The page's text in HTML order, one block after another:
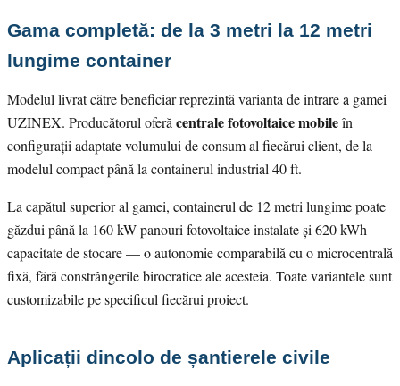
Gama completă: de la 3 metri la 12 metri
lungime container
Modelul livrat către beneficiar reprezintă varianta de intrare a gamei
UZINEX. Producătorul oferă centrale fotovoltaice mobileîn
configurații adaptate volumului de consum al fiecărui client, de la
modelul compact până la containerul industrial 40 ft.
La capătul superior al gamei, containerul de 12 metri lungime poate
găzdui până la 160 kW panouri fotovoltaice instalate și 620 kWh
capacitate de stocare — o autonomie comparabilă cu o microcentrală
fixă, fără constrângerile birocratice ale acesteia. Toate variantele sunt
customizabile pe specificul fiecărui proiect.
Aplicații dincolo de șantierele civile